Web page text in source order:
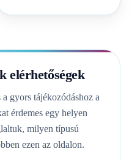
elérhetőségek
gyors tájékozódáshoz a
érdemes egy helyen
milyen típusú
ezen az oldalon.